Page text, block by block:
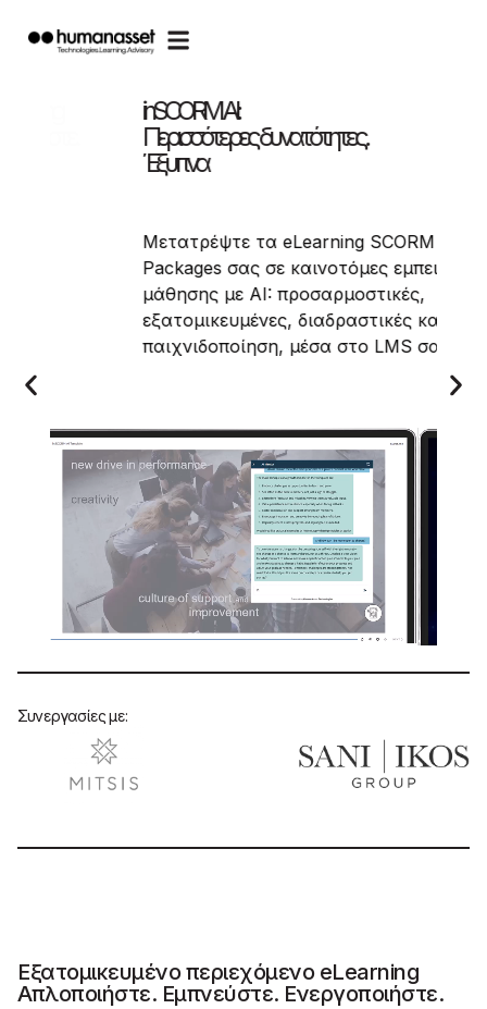
Ενδυναμώνουμε τους εκπαιδευτές.
τους εκπαιδευόμενους.
ενισχυμένες με AI υπηρεσίες
που προσφέρουμε:
από προγράμματα Train-the-Trainer
έως ενημέρωση/ευαισθητοποίηση για
το AI και ανάπτυξη soft skills.
Συνεργασίες με:
Εξατομικευμένο περιεχόμενο eLearning
Απλοποιήστε. Εμπνεύστε. Ενεργοποιήστε.